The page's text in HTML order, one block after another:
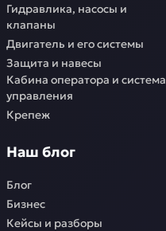
Гидравлика, насосы и
клапаны
Двигатель и его системы
Защита и навесы
Кабина оператора и система
управления
Крепеж
Наш блог
Блог
Бизнес
Кейсы и разборы